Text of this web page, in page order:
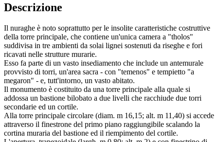
Descrizione
Il nuraghe è noto soprattutto per le insolite caratteristiche costruttive
della torre principale, che contiene un'unica camera a "tholos"
suddivisa in tre ambienti da solai lignei sostenuti da riseghe e fori
ricavati nelle strutture murarie.
Esso fa parte di un vasto insediamento che include un antemurale
provvisto di torri, un'area sacra - con "temenos" e tempietto "a
megaron" - e, tutt'intorno, un vasto abitato.
Il monumento è costituito da una torre principale alla quale si
addossa un bastione bilobato a due livelli che racchiude due torri
secondarie ed un cortile.
Alla torre principale circolare (diam. m 16,15; alt. m 11,40) si accede
attraverso il finestrone del primo piano raggiungibile scalando la
cortina muraria del bastione ed il riempimento del cortile.